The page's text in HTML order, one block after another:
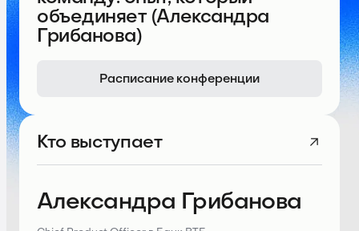
объединяет (Александра
Грибанова)
Расписание конференции
Кто выступает
Александра Грибанова